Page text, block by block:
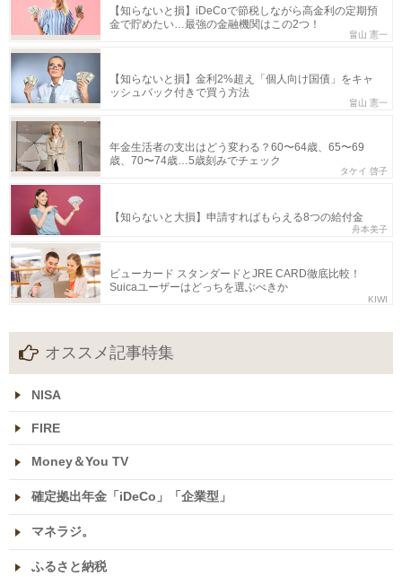
【知らないと損】iDeCoで節税しながら高金利の定期預
金で貯めたい…最強の金融機関はこの2つ！
畠山 憲一
【知らないと損】金利2%超え「個人向け国債」をキャ
ッシュバック付きで買う方法
畠山 憲一
年金生活者の支出はどう変わる？60〜64歳、65〜69
歳、70〜74歳…5歳刻みでチェック
タケイ 啓子
【知らないと大損】申請すればもらえる8つの給付金
舟本美子
ビューカード スタンダードとJRE CARD徹底比較！
Suicaユーザーはどっちを選ぶべきか
KIWI
オススメ記事特集
NISA
FIRE
Money＆You TV
確定拠出年金「iDeCo」「企業型」
マネラジ。
ふるさと納税